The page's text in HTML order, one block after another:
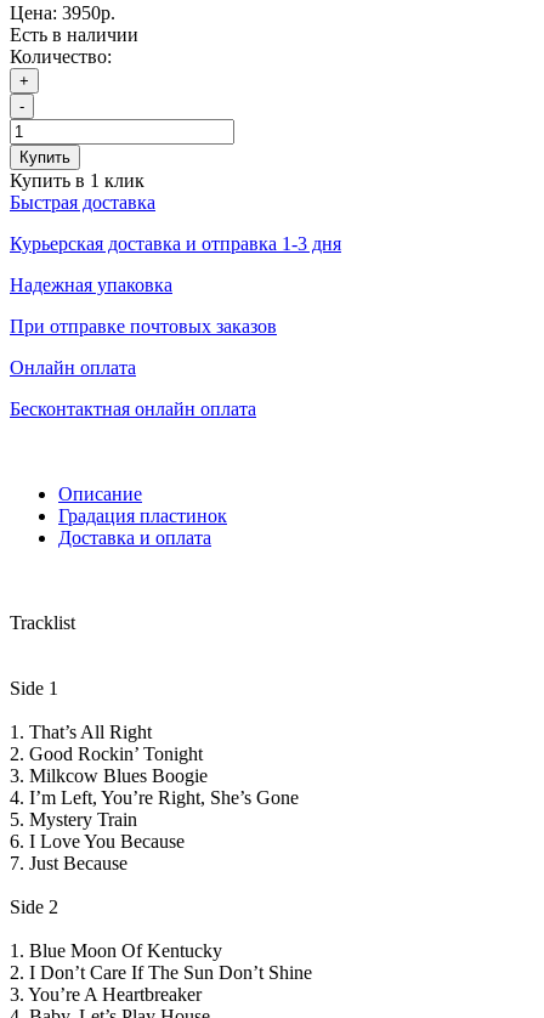
Цена: 3950р.
Есть в наличии
Количество:
+
-
Купить
Купить в 1 клик
Быстрая доставка
Курьерская доставка и отправка 1-3 дня
Надежная упаковка
При отправке почтовых заказов
Онлайн оплата
Бесконтактная онлайн оплата
Описание
Градация пластинок
Доставка и оплата
Tracklist
Side 1
1. That’s All Right
2. Good Rockin’ Tonight
3. Milkcow Blues Boogie
4. I’m Left, You’re Right, She’s Gone
5. Mystery Train
6. I Love You Because
7. Just Because
Side 2
1. Blue Moon Of Kentucky
2. I Don’t Care If The Sun Don’t Shine
3. You’re A Heartbreaker